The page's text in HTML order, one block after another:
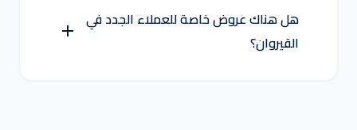
هل هناك عروض خاصة للعملاء الجدد في
القيروان؟